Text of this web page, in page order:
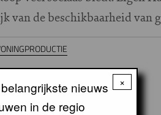
van de beschikbaarheid van
×
nieuws
in de regio